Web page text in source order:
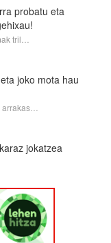
probatu eta
tril…
joko mota hau
jokatzea